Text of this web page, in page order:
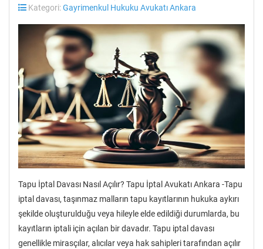
Kategori:Gayrimenkul Hukuku Avukatı Ankara
Tapu İptal Davası Nasıl Açılır? Tapu İptal Avukatı Ankara -Tapu
iptal davası, taşınmaz malların tapu kayıtlarının hukuka aykırı
şekilde oluşturulduğu veya hileyle elde edildiği durumlarda, bu
kayıtların iptali için açılan bir davadır. Tapu iptal davası
genellikle mirasçılar, alıcılar veya hak sahipleri tarafından açılır